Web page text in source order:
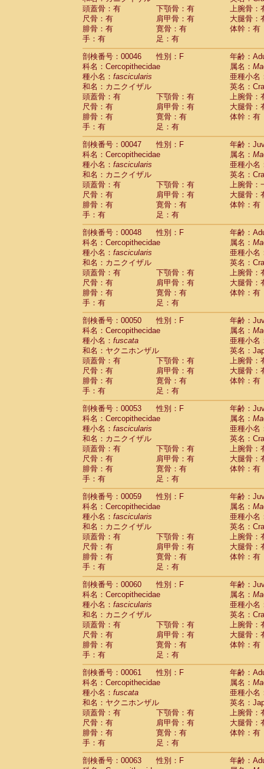
CercopithecidaeCercopithecus mitis
CercopithecidaeCercopithecus mitis
CercopithecidaeCercopithecus mona
CercopithecidaeCercopithecus
CercopithecidaeCercopithecus
CercopithecidaeCercopithecus
Cercopithecidae
Cercopithecusspp.(0)
Cercopithecidae
Chlorocebus
CercopithecidaeChlorocebus
CercopithecidaeErythrocebus patas
CercopithecidaeMiopithecus talapoin
CercopithecidaeCercopithecinae spp.
CercopithecidaeColobus angolensis
CercopithecidaeColobus guereza (0)
Cercopithecidae Colobus polykomos
Cercopithecidae Piliocolobus badius
Cercopithecidae Kasi senex vetulus(1)
CercopithecidaeKasi senex
CercopithecidaeNasalis larvatus(0)
CercopithecidaePresbytes
CercopithecidaePygathrix nemaeus
CercopithecidaeSemnopithecus
Cercopithecidae
Trachypithecus
Cercopithecidae
Trachypithecus
Cercopithecidae
Trachypithecus
CercopithecidaeTrachypithecus
CercopithecidaeColobinae spp.(0)
CercopithecidaePresbytesinaespp.(0)
CercopithecidaeCercopithecidae
HylobatidaeHoolock hoolock(1)
HylobatidaeHylobates agilis
HylobatidaeHylobates klossii (0)
Hylobatidae
HylobatidaeHylobates moloch(2)
Hylobatidae Hylobates muelleri(0)
HylobatidaeHylobates pileatus(3)
Hylobatidae Hylobates
HylobatidaeHylobateshybrid(0)
HylobatidaeNomascus concolor(0)
HylobatidaeSymphalangus
Hominidae
(0)
Hominidae
Hominidae Gorilla gorilla beringei(0)
Hominidae Gorilla gorilla gorilla(0)
Primates misc.(0)
Scandentia Dendrogale melanura
Scandentia Ptilocercus lowii
ScandentiaTupaia glis
Scandentia
Scandentia
頭蓋骨：有
下顎骨：有
上腕骨：
尺骨：有
肩甲骨：有
大腿骨：
腓骨：有
寛骨：有
体幹：有
手：有
足：有
剖検番号：00046
性別：F
年齢：
科名：Cercopithecidae
属名：
種小名： fascicularis
亜種小名
和名：カニクイザル
英名：
頭蓋骨：有
下顎骨：有
上腕骨：
尺骨：有
肩甲骨：有
大腿骨：
腓骨：有
寛骨：有
体幹：有
手：有
足：有
剖検番号：00047
性別：F
年齢：
科名：Cercopithecidae
属名：
種小名： fascicularis
亜種小名
和名：カニクイザル
英名：
頭蓋骨：有
下顎骨：有
上腕骨：
尺骨：有
肩甲骨：有
大腿骨：
腓骨：有
寛骨：有
体幹：有
手：有
足：有
剖検番号：00048
性別：F
年齢：
科名：Cercopithecidae
属名：
種小名： fascicularis
亜種小名
和名：カニクイザル
英名：
頭蓋骨：有
下顎骨：有
上腕骨：
尺骨：有
肩甲骨：有
大腿骨：
腓骨：有
寛骨：有
体幹：有
手：有
足：有
剖検番号：00050
性別：F
年齢：
科名：Cercopithecidae
属名：
種小名： fuscata
亜種小名
和名：ヤクニホンザル
英名：
頭蓋骨：有
下顎骨：有
上腕骨：
尺骨：有
肩甲骨：有
大腿骨：
腓骨：有
寛骨：有
体幹：有
手：有
足：有
剖検番号：00053
性別：F
年齢：
科名：Cercopithecidae
属名：
種小名： fascicularis
亜種小名
和名：カニクイザル
英名：
頭蓋骨：有
下顎骨：有
上腕骨：
尺骨：有
肩甲骨：有
大腿骨：
腓骨：有
寛骨：有
体幹：有
手：有
足：有
剖検番号：00059
性別：F
年齢：
科名：Cercopithecidae
属名：
種小名： fascicularis
亜種小名
和名：カニクイザル
英名：
頭蓋骨：有
下顎骨：有
上腕骨：
尺骨：有
肩甲骨：有
大腿骨：
腓骨：有
寛骨：有
体幹：有
手：有
足：有
剖検番号：00060
性別：F
年齢：
科名：Cercopithecidae
属名：
種小名： fascicularis
亜種小名
和名：カニクイザル
英名：
頭蓋骨：有
下顎骨：有
上腕骨：
尺骨：有
肩甲骨：有
大腿骨：
腓骨：有
寛骨：有
体幹：有
手：有
足：有
剖検番号：00061
性別：F
年齢：
科名：Cercopithecidae
属名：
種小名： fuscata
亜種小名
和名：ヤクニホンザル
英名：
頭蓋骨：有
下顎骨：有
上腕骨：
尺骨：有
肩甲骨：有
大腿骨：
腓骨：有
寛骨：有
体幹：有
手：有
足：有
剖検番号：00063
性別：F
年齢：